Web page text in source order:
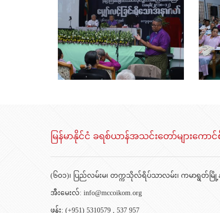
မြန်မာနိုင်ငံ ခရစ်ယာန်အသင်းတော်များကော
(၆၀၁)၊ ပြည်လမ်းမ၊ တက္ကသိုလ်ရိပ်သာလမ်း၊ ကမာရွတ်မြို့န
အီးမေးလ်:info@mccoikom.org